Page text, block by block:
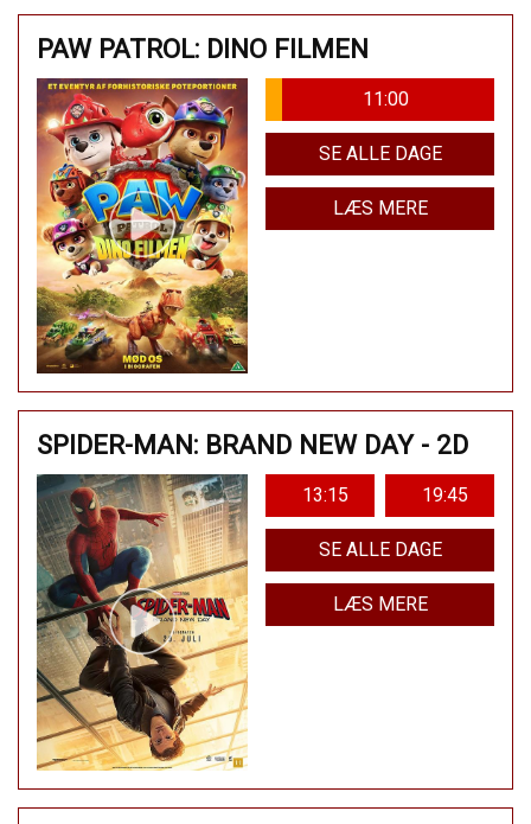
PAW PATROL: DINO FILMEN
11:00
SE ALLE DAGE
LÆS MERE
SPIDER-MAN: BRAND NEW DAY - 2D
13:15 19:45
SE ALLE DAGE
LÆS MERE